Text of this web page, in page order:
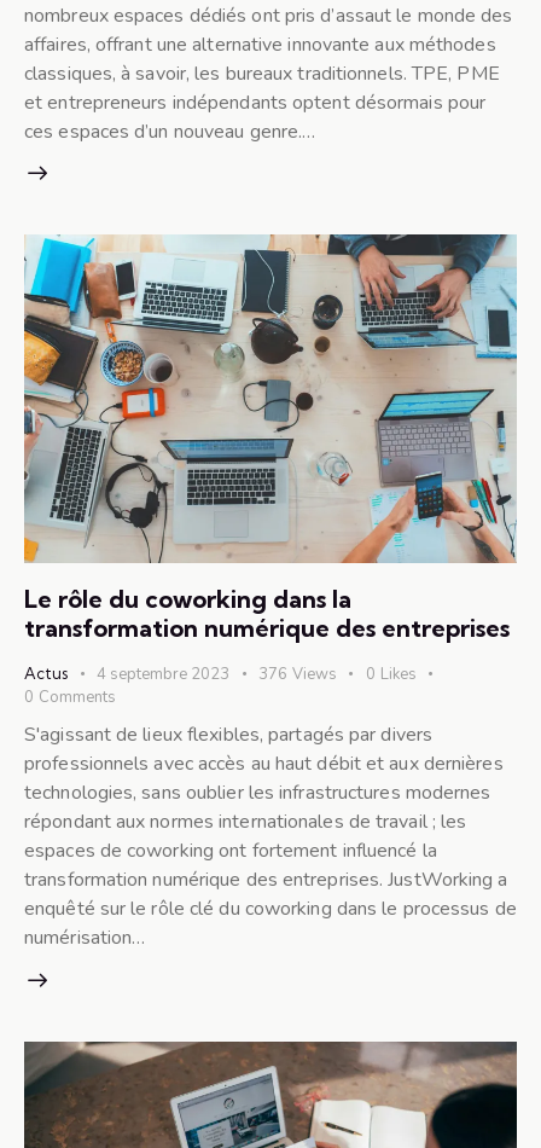
nombreux espaces dédiés ont pris d’assaut le monde des
affaires, offrant une alternative innovante aux méthodes
classiques, à savoir, les bureaux traditionnels. TPE, PME
et entrepreneurs indépendants optent désormais pour
ces espaces d’un nouveau genre.…
Le rôle du coworking dans la
transformation numérique des entreprises
Actus 4 septembre 2023 376 Views 0 Likes
0 Comments
S'agissant de lieux flexibles, partagés par divers
professionnels avec accès au haut débit et aux dernières
technologies, sans oublier les infrastructures modernes
répondant aux normes internationales de travail ; les
espaces de coworking ont fortement influencé la
transformation numérique des entreprises. JustWorking a
enquêté sur le rôle clé du coworking dans le processus de
numérisation…